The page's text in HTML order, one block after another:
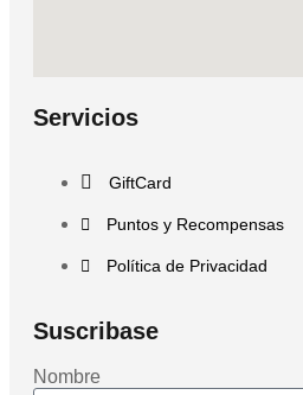
Servicios
GiftCard
Puntos y Recompensas
Política de Privacidad
Suscribase
Nombre